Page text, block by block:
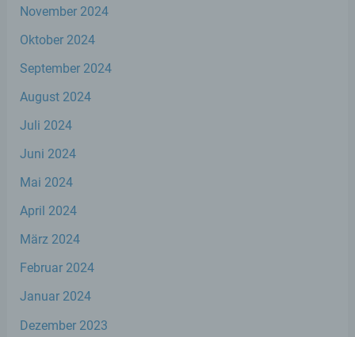
November 2024
Oktober 2024
September 2024
August 2024
Juli 2024
Juni 2024
Mai 2024
April 2024
März 2024
Februar 2024
Januar 2024
Dezember 2023
Verknüpfung, die Einschränkung, das
personenbezogener Daten mit dem Ziel,
ihre künftige Verarbeitung einzuschränken.
e) Profiling
Verarbeitung personenbezogener Daten,
personenbezogenen Daten verwendet
Aspekte, die sich auf eine natürliche Person